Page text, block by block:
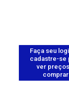
Faça seu
cadastre-se
ver
comprar